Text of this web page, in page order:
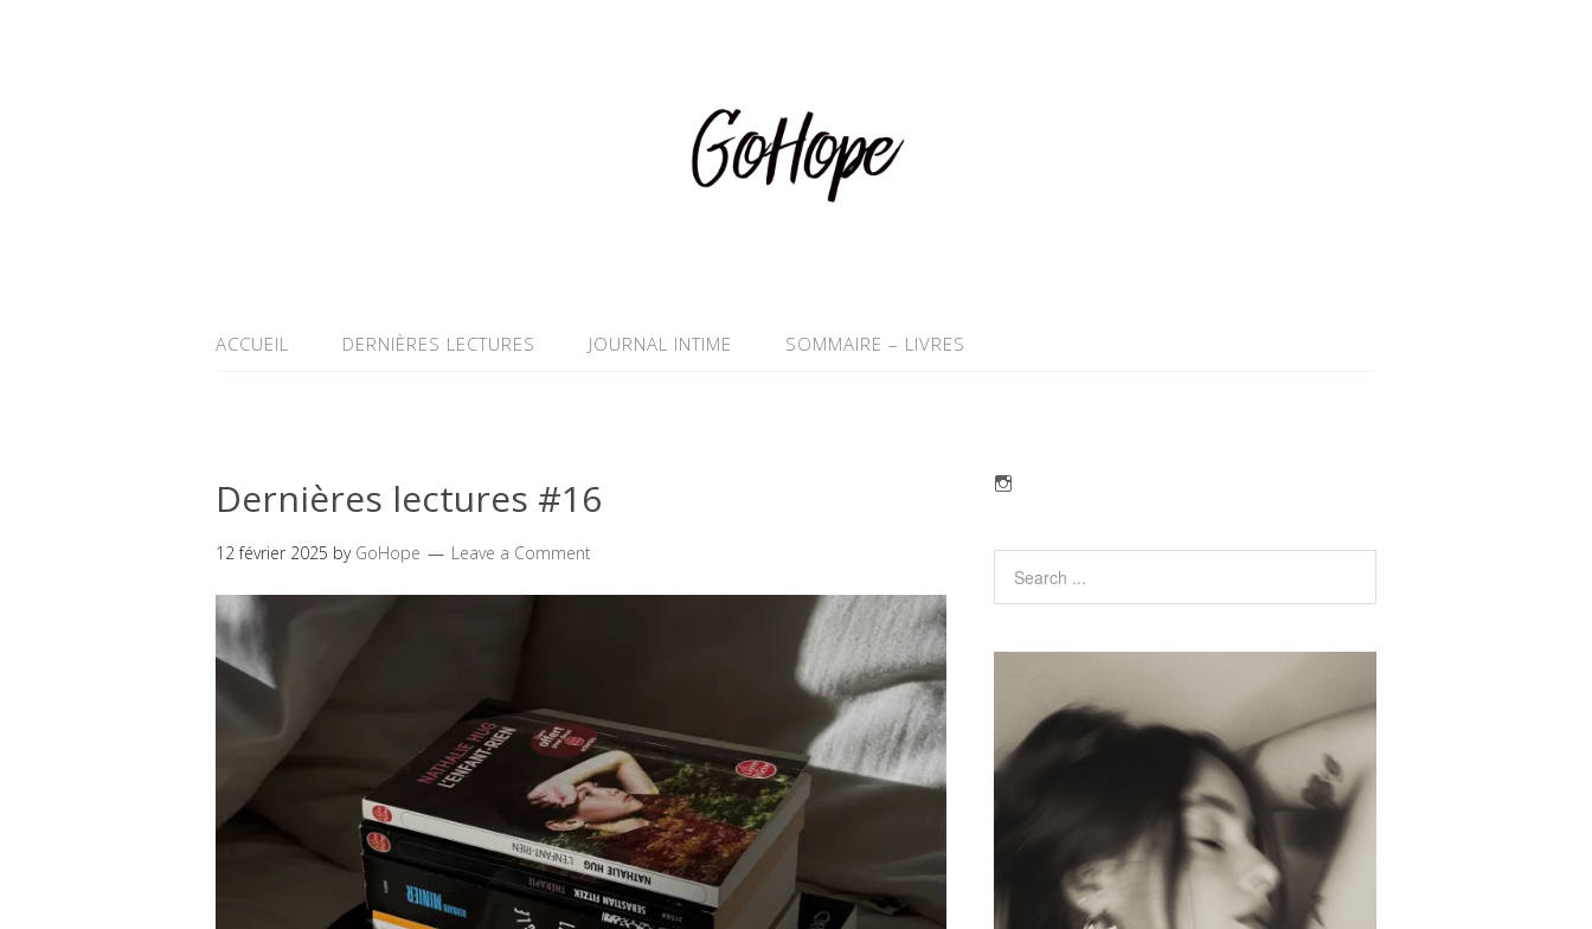
ACCUEIL DERNIÈRES LECTURES JOURNAL INTIME SOMMAIRE – LIVRES
Dernières lectures #16
12 février 2025 by GoHope Leave a Comment
Instagram